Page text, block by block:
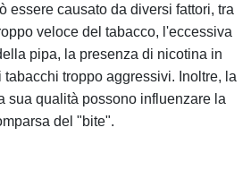
essere causato da diversi fattori, tra
veloce del tabacco, l'eccessiva
pipa, la presenza di nicotina in
troppo aggressivi. Inoltre, la
sua qualità possono influenzare la
del "bite".